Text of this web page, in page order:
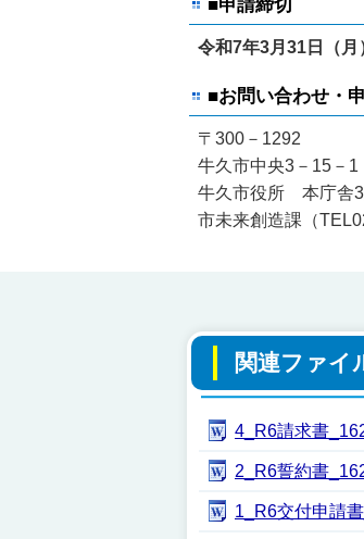
■申請締切
令和7年3月31 日（
■お問い合わせ・
〒300－1292
牛久市中央3－15－1
牛久市役所 本庁舎
市未来創造課（
関連ファイ
4_R6請求書
2_R6誓約書
1_R6交付申請